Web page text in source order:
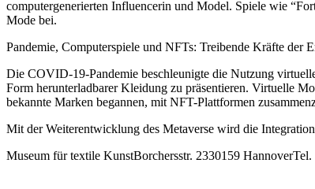
computergenerierten Influencerin und Model. Spiele wie
Mode bei.
Pandemie, Computerspiele und NFTs: Treibende Kräfte der
Die COVID-19-Pandemie beschleunigte die Nutzung
Form herunterladbarer Kleidung zu präsentieren. Virtuelle
bekannte Marken begannen, mit NFT-Plattformen
Mit der Weiterentwicklung des Metaverse wird die
Museum für textile KunstBorchersstr. 2330159 HannoverTel.